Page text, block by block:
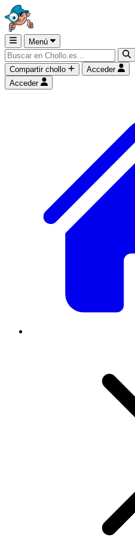
Menú
Compartir chollo
Acceder
Acceder